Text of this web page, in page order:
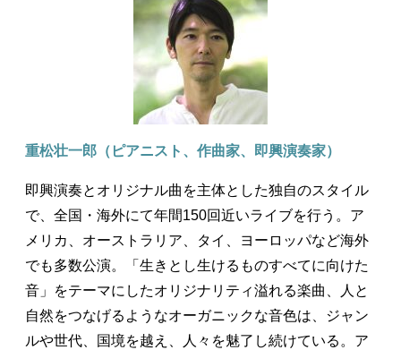
重松壮一郎（ピアニスト、作曲家、即興演奏家）
即興演奏とオリジナル曲を主体とした独自のスタイル
で、全国・海外にて年間150回近いライブを行う。ア
メリカ、オーストラリア、タイ、ヨーロッパなど海外
でも多数公演。「生きとし生けるものすべてに向けた
音」をテーマにしたオリジナリティ溢れる楽曲、人と
自然をつなげるようなオーガニックな音色は、ジャン
ルや世代、国境を越え、人々を魅了し続けている。ア